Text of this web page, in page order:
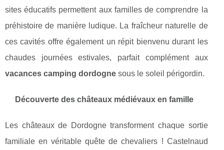
sites éducatifs permettent aux familles de comprendre la
préhistoire de manière ludique. La fraîcheur naturelle de
ces cavités offre également un répit bienvenu durant les
chaudes journées estivales, parfait complément aux
vacances camping dordogne sous le soleil périgordin.
Découverte des châteaux médiévaux en famille
Les châteaux de Dordogne transforment chaque sortie
familiale en véritable quête de chevaliers ! Castelnaud